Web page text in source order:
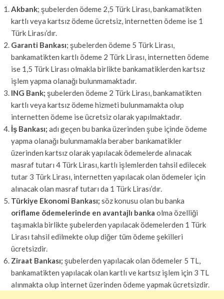
Akbank; şubelerden ödeme 2,5 Türk Lirası, bankamatikten
kartlı veya kartsız ödeme ücretsiz, internetten ödeme ise 1
Türk Lirası’dır.
Garanti Bankası; şubelerden ödeme 5 Türk Lirası,
bankamatikten kartlı ödeme 2 Türk Lirası, internetten ödeme
ise 1,5 Türk Lirası olmakla birlikte bankamatiklerden kartsız
işlem yapma olanağı bulunmamaktadır.
ING Bank;şubelerden ödeme 2 Türk Lirası, bankamatikten
kartlı veya kartsız ödeme hizmeti bulunmamakta olup
internetten ödeme ise ücretsiz olarak yapılmaktadır.
İş Bankası; adı geçen bu banka üzerinden şube içinde ödeme
yapma olanağı bulunmamakla beraber bankamatikler
üzerinden kartsız olarak yapılacak ödemelerde alınacak
masraf tutarı 4 Türk Lirası, kartlı işlemlerden tahsil edilecek
tutar 3 Türk Lirası, internetten yapılacak olan ödemeler için
alınacak olan masraf tutarı da 1 Türk Lirası’dır.
Türkiye Ekonomi Bankası; söz konusu olan bu banka
oriflame ödemelerinde en avantajlı bankaolma özelliği
taşımakla birlikte şubelerden yapılacak ödemelerden 1 Türk
Lirası tahsil edilmekte olup diğer tüm ödeme şekilleri
ücretsizdir.
Ziraat Bankası; şubelerden yapılacak olan ödemeler 5 TL,
bankamatikten yapılacak olan kartlı ve kartsız işlem için 3 TL
alınmakta olup internet üzerinden ödeme yapmak ücretsizdir.